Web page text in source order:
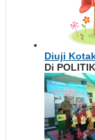
Diuji
Di